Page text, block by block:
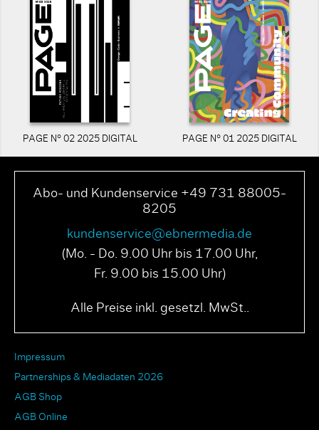
PAGE N° 02 2025 DIGITAL PAGE N° 01 2025 DIGITAL
Abo- und Kundenservice +49 731 88005-
8205
kundenservice@ebnermedia.de
(Mo. - Do. 9.00 Uhr bis 17.00 Uhr,
Fr. 9.00 bis 15.00 Uhr)
Alle Preise inkl. gesetzl. MwSt..
Impressum
Partnerships & Mediadaten 2026
AGB Shop
AGB Online